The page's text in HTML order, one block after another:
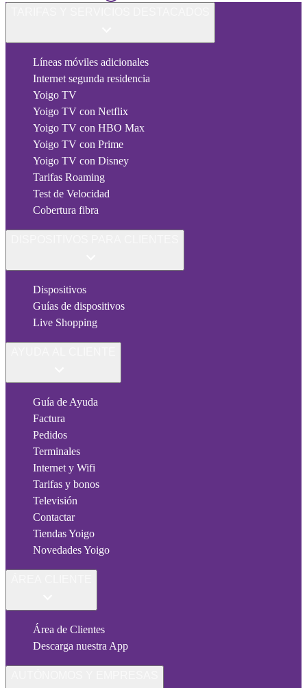
Líneas móviles adicionales
Internet segunda residencia
Yoigo TV
Yoigo TV con Netflix
Yoigo TV con HBO Max
Yoigo TV con Prime
Yoigo TV con Disney
Tarifas Roaming
Test de Velocidad
Cobertura fibra
Dispositivos
Guías de dispositivos
Live Shopping
Guía de Ayuda
Factura
Pedidos
Terminales
Internet y Wifi
Tarifas y bonos
Televisión
Contactar
Tiendas Yoigo
Novedades Yoigo
Área de Clientes
Descarga nuestra App